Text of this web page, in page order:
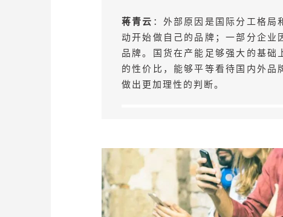
蒋青云 ：外部原因是国际分工格局
动开始做自己的品牌；一部分企业
品牌。国货在产能足够强大的基础
的性价比，能够平等看待国内外品
做出更加理性的判断。